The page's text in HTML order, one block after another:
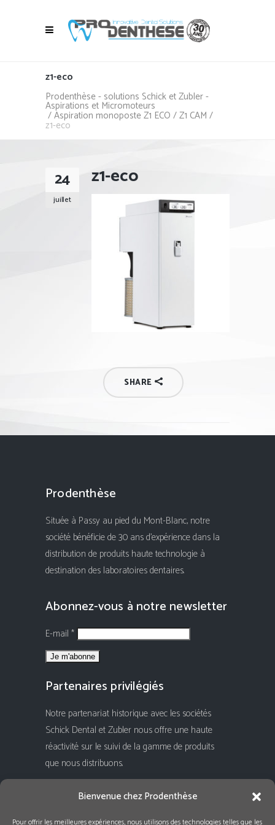
Bienvenue chez Prodenthèse
Pour offrir les meilleures expériences, nous utilisons des technologies telles que les
z1-eco
Prodenthèse - solutions Schick et Zubler -
Aspirations et Micromoteurs
/Aspiration monoposte Z1 ECO / Z1 CAM /
z1-eco
24
juillet
z1-eco
SHARE
Prodenthèse
Située à Passy au pied du Mont-Blanc, notre
société bénéficie de 30 ans d'expérience dans la
distribution de produits haute technologie à
destination des laboratoires dentaires.
Abonnez-vous à notre newsletter
E-mail *
Partenaires privilégiés
Notre partenariat historique avec les sociétés
Schick Dental et Zubler nous offre une haute
réactivité sur le suivi de la gamme de produits
que nous distribuons.
Rejoignez-nous !